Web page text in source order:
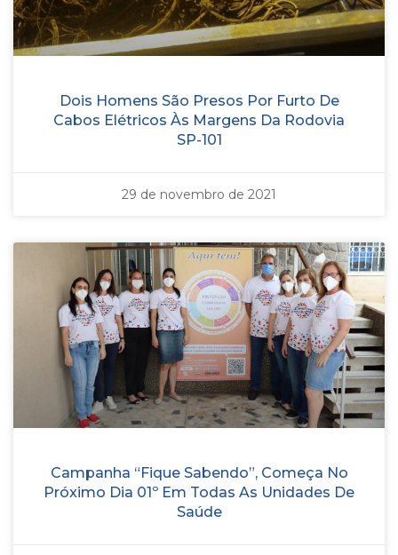
Dois Homens São Presos Por Furto De
Cabos Elétricos Às Margens Da Rodovia
SP-101
29 de novembro de 2021
Campanha “Fique Sabendo”, Começa No
Próximo Dia 01º Em Todas As Unidades De
Saúde